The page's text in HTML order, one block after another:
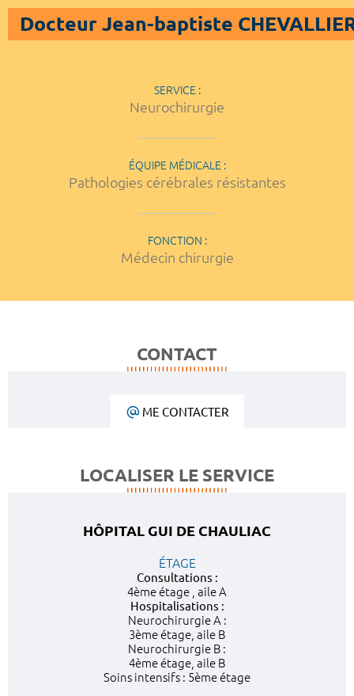
Docteur Jean-baptiste
SERVICE :
Neurochirurgie
ÉQUIPE MÉDICALE :
Pathologies cérébrales résistantes
FONCTION :
Médecin chirurgie
CONTACT
ME CONTACTER
LOCALISER LE SERVICE
HÔPITAL GUI DE CHAULIAC
ÉTAGE
Consultations :
4ème étage , aile A
Hospitalisations :
Neurochirurgie A :
3ème étage, aile B
Neurochirurgie B :
4ème étage, aile B
Soins intensifs : 5ème étage